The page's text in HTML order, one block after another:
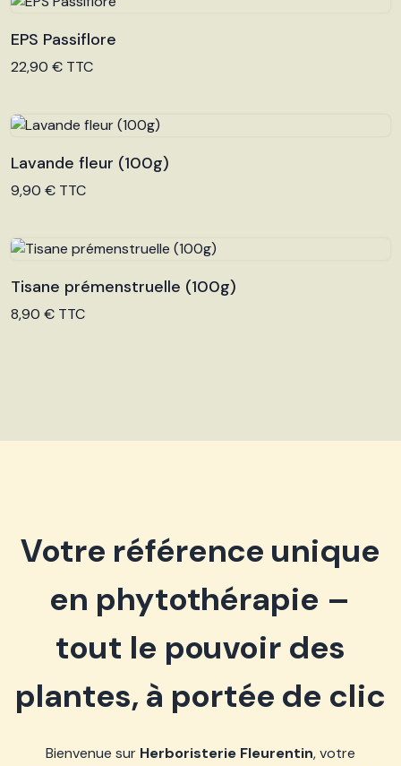
Voir le produit
EPS Passiflore
22,90 € TTC
Voir le produit
Lavande fleur (100g)
9,90 € TTC
Voir le produit
Tisane prémenstruelle (100g)
8,90 € TTC
Votre référence unique
en phytothérapie –
tout le pouvoir des
plantes, à portée de clic
Bienvenue sur Herboristerie Fleurentin, votre